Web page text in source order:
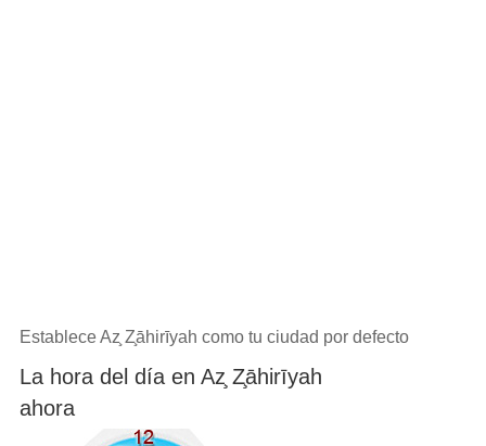
Establece Az̧ Z̧āhirīyah como tu ciudad por defecto
La hora del día en Az̧ Z̧āhirīyah
ahora